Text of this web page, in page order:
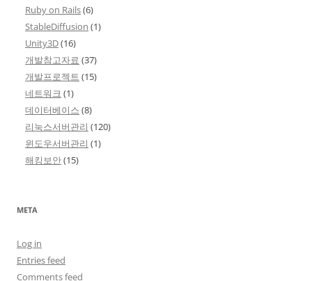
Ruby on Rails(6)
StableDiffusion (1)
Unity3D(16)
개발참고자료 (37)
개발프로젝트 (15)
네트워크 (1)
데이터베이스 (8)
리눅스서버관리 (120)
윈도우서버관리 (1)
해킹보안(15)
META
Log in
Entries feed
Comments feed